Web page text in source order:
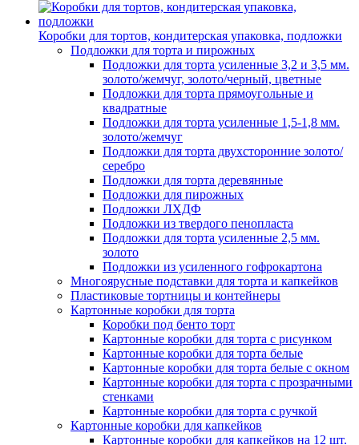
Коробки для тортов, кондитерская упаковка, подложки
Подложки для торта и пирожных
Подложки для торта усиленные 3,2 и 3,5 мм.
золото/жемчуг, золото/черный, цветные
Подложки для торта прямоугольные и
квадратные
Подложки для торта усиленные 1,5-1,8 мм.
золото/жемчуг
Подложки для торта двухсторонние золото/
серебро
Подложки для торта деревянные
Подложки для пирожных
Подложки ЛХДФ
Подложки из твердого пенопласта
Подложки для торта усиленные 2,5 мм.
золото
Подложки из усиленного гофрокартона
Многоярусные подставки для торта и капкейков
Пластиковые тортницы и контейнеры
Картонные коробки для торта
Коробки под бенто торт
Картонные коробки для торта с рисунком
Картонные коробки для торта белые
Картонные коробки для торта белые с окном
Картонные коробки для торта с прозрачными
стенками
Картонные коробки для торта с ручкой
Картонные коробки для капкейков
Картонные коробки для капкейков на 12 шт.